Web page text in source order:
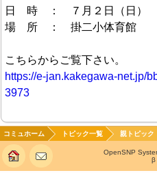
日 時 ： ７月２日（日）
場 所 ： 掛二小体育館
こちらからご覧下さい。
https://e-jan.kakegawa-net.jp/
3973
コミュホーム トピック一覧 親トピック
OpenSNP
β